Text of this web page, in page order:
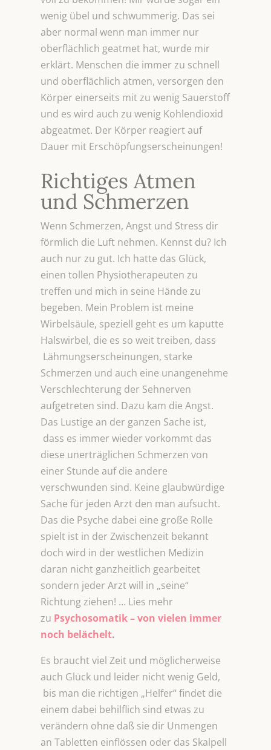
wenig übel und schwummerig. Das sei
aber normal wenn man immer nur
oberflächlich geatmet hat, wurde mir
erklärt. Menschen die immer zu schnell
und oberflächlich atmen, versorgen den
Körper einerseits mit zu wenig Sauerstoff
und es wird auch zu wenig Kohlendioxid
abgeatmet. Der Körper reagiert auf
Dauer mit Erschöpfungserscheinungen!
Richtiges Atmen
und Schmerzen
Wenn Schmerzen, Angst und Stress dir
förmlich die Luft nehmen. Kennst du? Ich
auch nur zu gut. Ich hatte das Glück,
einen tollen Physiotherapeuten zu
treffen und mich in seine Hände zu
begeben. Mein Problem ist meine
Wirbelsäule, speziell geht es um kaputte
Halswirbel, die es so weit treiben, dass
Lähmungserscheinungen, starke
Schmerzen und auch eine unangenehme
Verschlechterung der Sehnerven
aufgetreten sind. Dazu kam die Angst.
Das Lustige an der ganzen Sache ist,
dass es immer wieder vorkommt das
diese unerträglichen Schmerzen von
einer Stunde auf die andere
verschwunden sind. Keine glaubwürdige
Sache für jeden Arzt den man aufsucht.
Das die Psyche dabei eine große Rolle
spielt ist in der Zwischenzeit bekannt
doch wird in der westlichen Medizin
daran nicht ganzheitlich gearbeitet
sondern jeder Arzt will in „seine“
Richtung ziehen! … Lies mehr
zu Psychosomatik – von vielen immer
noch belächelt.
Es braucht viel Zeit und möglicherweise
auch Glück und leider nicht wenig Geld,
bis man die richtigen „Helfer“ findet die
einem dabei behilflich sind etwas zu
verändern ohne daß sie dir Unmengen
an Tabletten einflössen oder das Skalpell